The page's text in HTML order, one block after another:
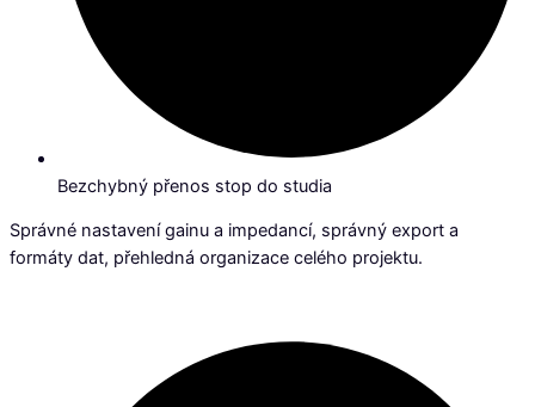
Bezchybný přenos stop do studia
Správné nastavení gainu a impedancí, správný export a
formáty dat, přehledná organizace celého projektu.